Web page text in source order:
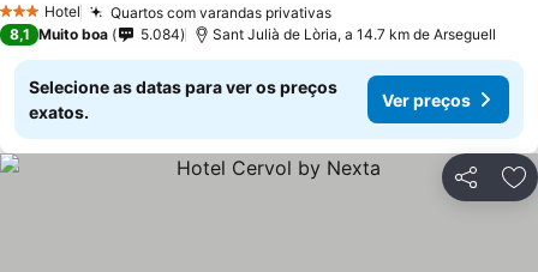
3 EstrelasHotel Quartos com varandas privativas
8,1 Muito boa 5.084 Sant Julià de Lòria, a 14.7 km de Arseguell
Selecione as datas para ver os preços
exatos.
Ver preços
Partilhar